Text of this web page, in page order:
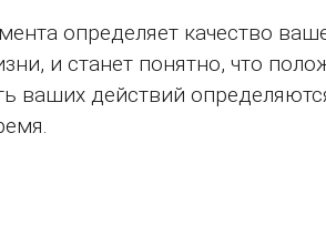
определяет качество
и станет понятно, что
ваших действий